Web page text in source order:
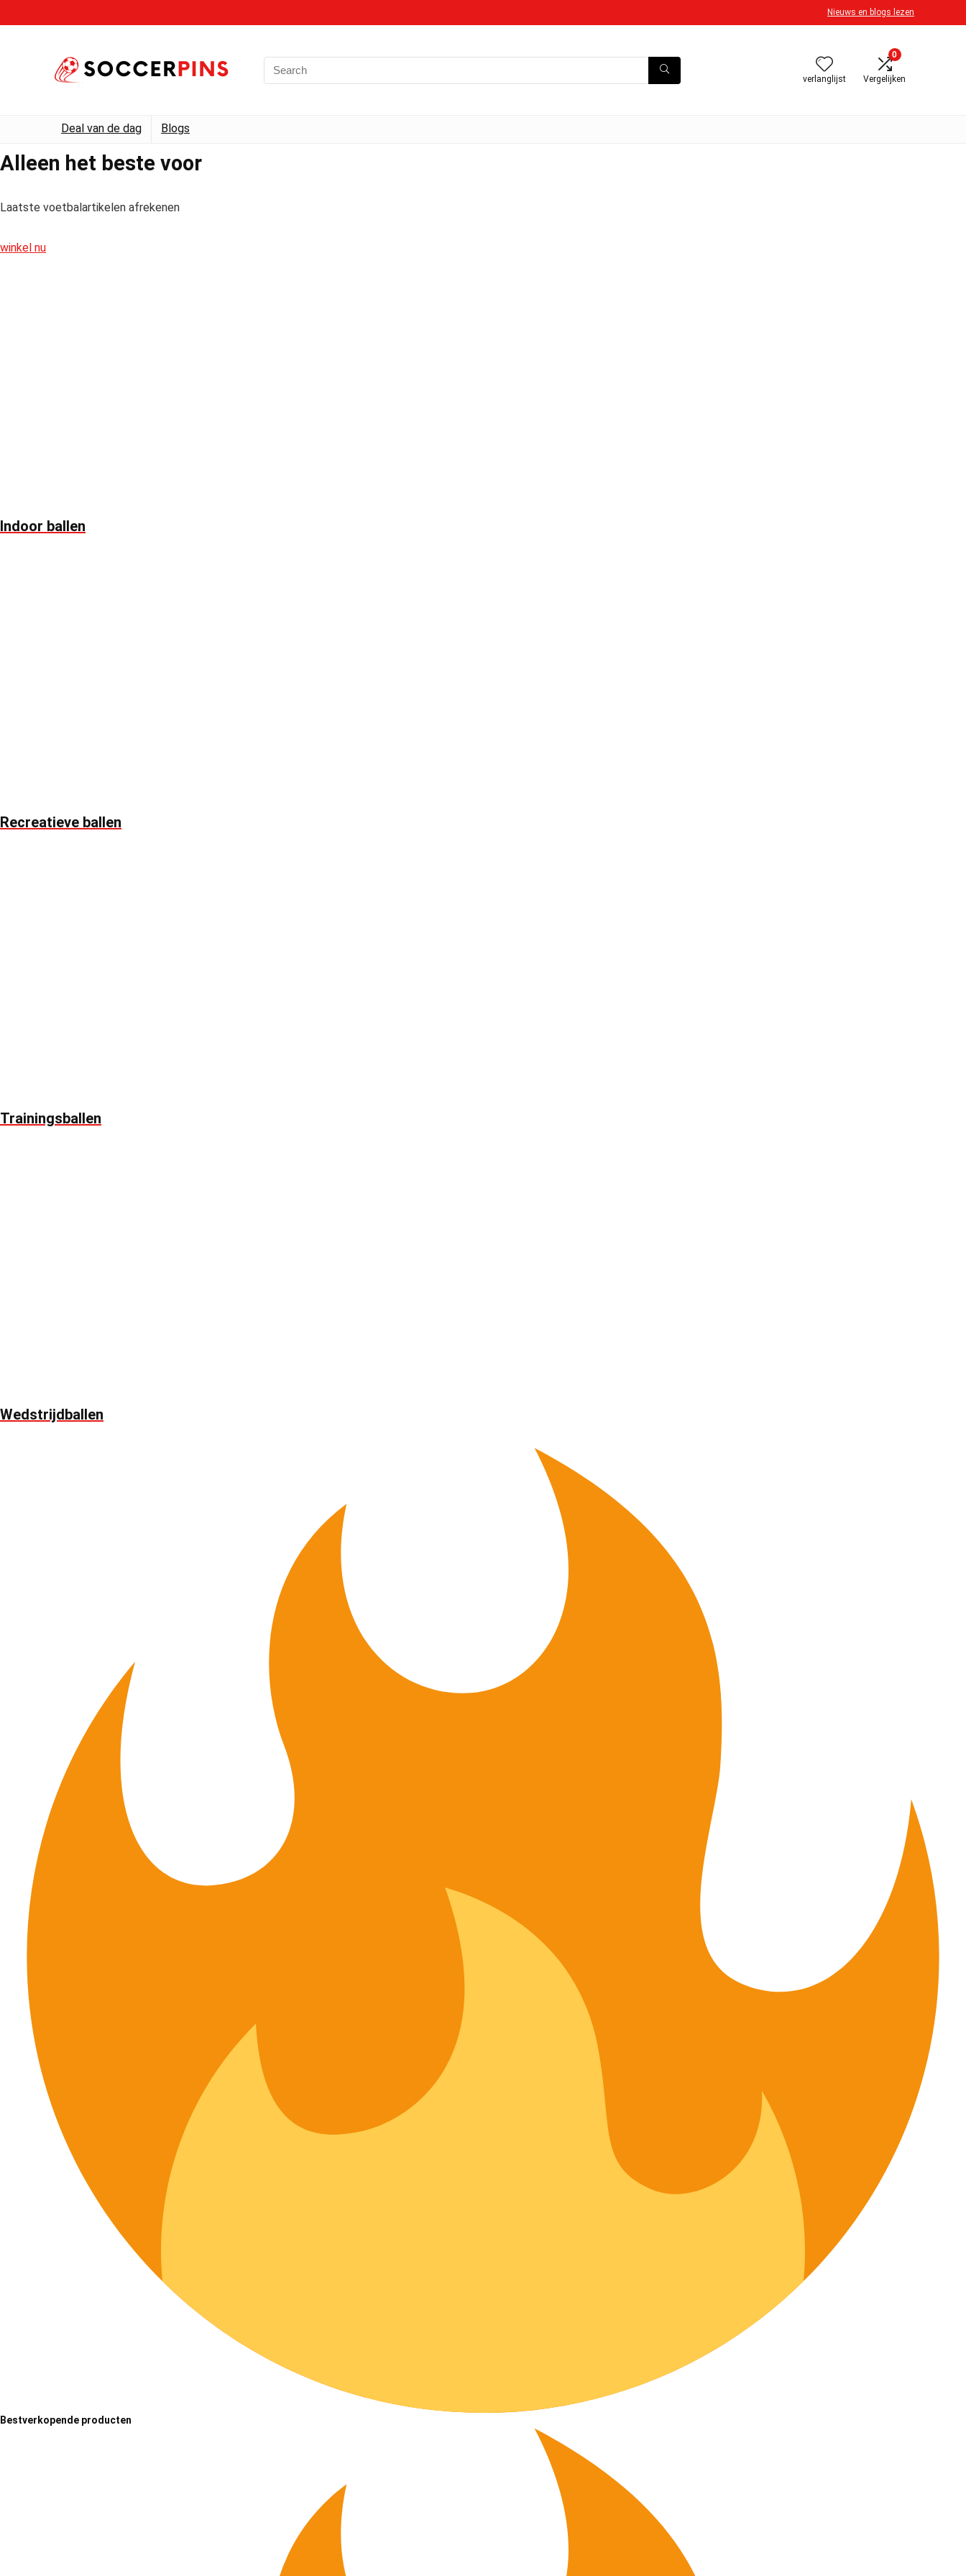
Nieuws en blogs lezen
verlanglijst
0
Vergelijken
Deal van de dag Blogs
Alleen het beste voor
Laatste voetbalartikelen afrekenen
winkel nu
Indoor ballen
Recreatieve ballen
Trainingsballen
Wedstrijdballen
Bestverkopende producten